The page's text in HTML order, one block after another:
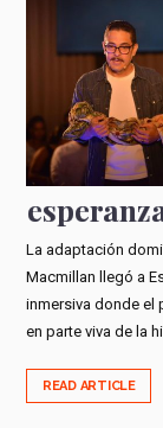
La adaptación
Macmillan llegó a
inmersiva donde el
en parte viva de la
READ ARTICLE